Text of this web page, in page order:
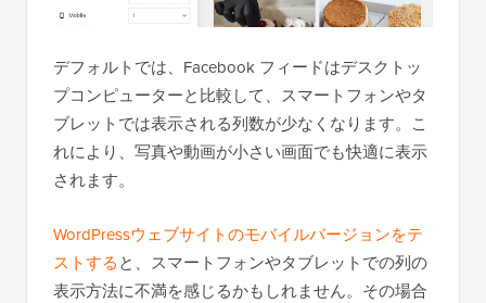
デフォルトでは、Facebook フィードはデスクトッ
プコンピューターと比較して、スマートフォンやタ
ブレットでは表示される列数が少なくなります。こ
れにより、写真や動画が小さい画面でも快適に表示
されます。
WordPressウェブサイトのモバイルバージョンをテ
ストすると、スマートフォンやタブレットでの列の
表示方法に不満を感じるかもしれません。その場合